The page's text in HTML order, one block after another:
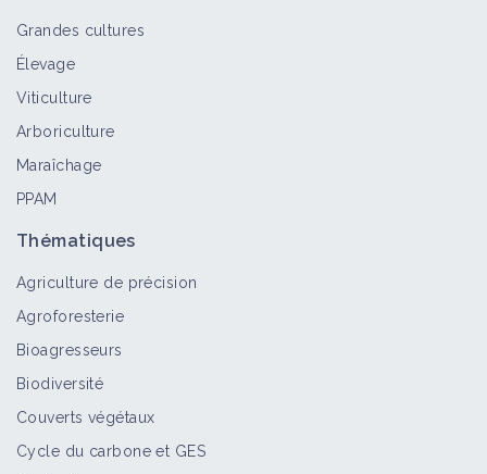
Grandes cultures
Élevage
Viticulture
Arboriculture
Maraîchage
PPAM
Thématiques
Agriculture de précision
Agroforesterie
Bioagresseurs
Biodiversité
Couverts végétaux
Cycle du carbone et GES